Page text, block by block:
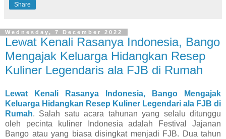
Share
Wednesday, 7 December 2022
Lewat Kenali Rasanya Indonesia, Bango
Mengajak Keluarga Hidangkan Resep
Kuliner Legendaris ala FJB di Rumah
Lewat Kenali Rasanya Indonesia, Bango Mengajak
Keluarga Hidangkan Resep Kuliner Legendari ala FJB di
Rumah. Salah satu acara tahunan yang selalu ditunggu
oleh pecinta kuliner Indonesia adalah Festival Jajanan
Bango atau yang biasa disingkat menjadi FJB. Dua tahun